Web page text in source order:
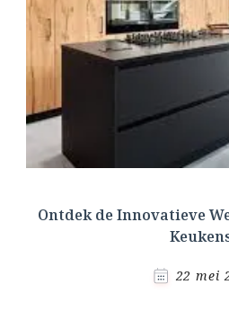
Ontdek de Innovatieve
22 mei